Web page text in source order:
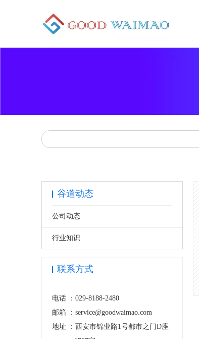
谷道动态
公司动态
行业知识
联系方式
电话 ： 029-8188-2480
邮箱 ： service@goodwaimao.com
地址 ： 西安市锦业路1号都市之门D座